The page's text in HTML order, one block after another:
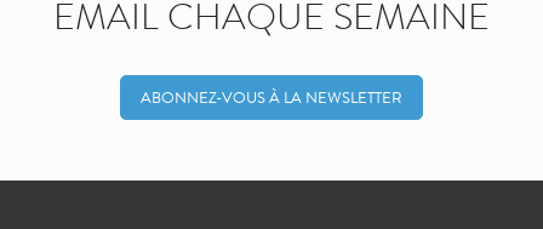
EMAIL CHAQUE SEMAINE
ABONNEZ-VOUS À LA NEWSLETTER